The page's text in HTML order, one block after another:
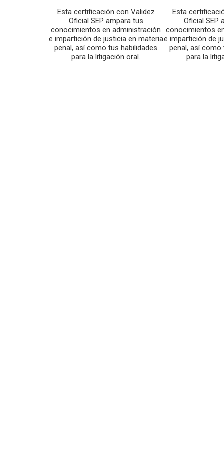
Esta certificación con Validez
Oficial SEP ampara tus
conocimientos en administración
e impartición de justicia en materia
penal, así como tus habilidades
para la litigación oral.
Esta
Oficial SEP
conocimientos
e impartición de
penal, así como
para la